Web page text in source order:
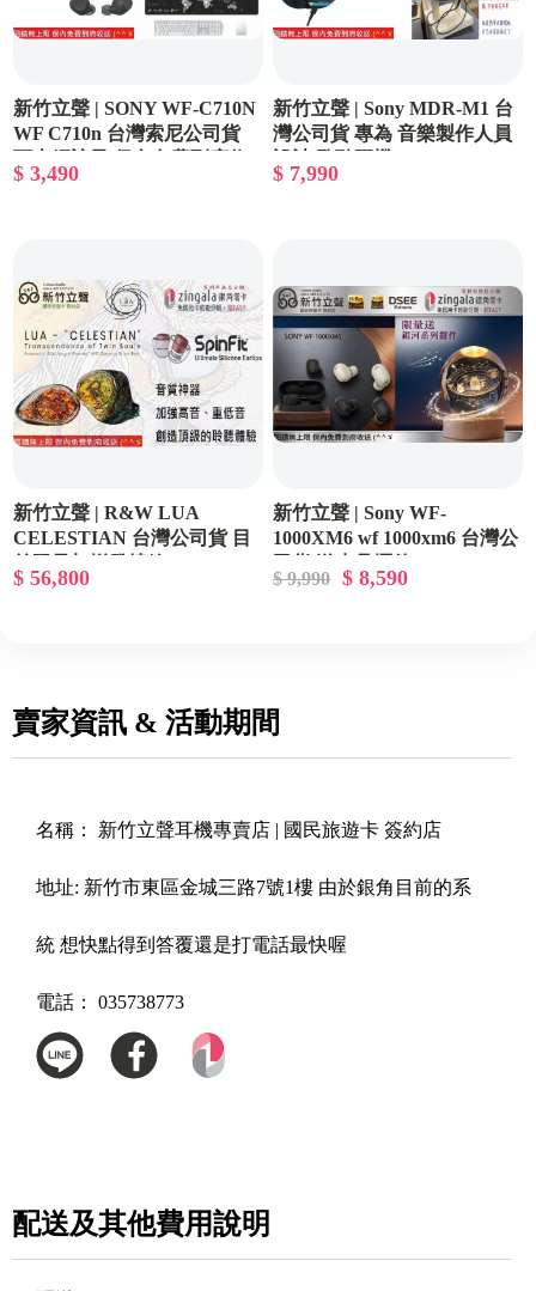
新竹立聲 | SONY WF-C710N
WF C710n 台灣索尼公司貨
送
$ 3,490
新竹立聲 | Sony MDR-M1 台
灣公司貨 專為 音樂製作人員
$ 7,990
新竹立聲 | R&W LUA
CELESTIAN 台灣公司貨 目
送完為止
$ 56,800
新竹立聲 | Sony WF-
1000XM6 wf 1000xm6 台灣公
$ 9,990 $ 8,590
賣家資訊 & 活動期間
名稱： 新竹立聲耳機專賣店 | 國民旅遊卡 簽約店
地址: 新竹市東區金城三路7號1樓 由於銀角目前的系
統 想快點得到答覆還是打電話最快喔
電話： 035738773
配送及其他費用說明